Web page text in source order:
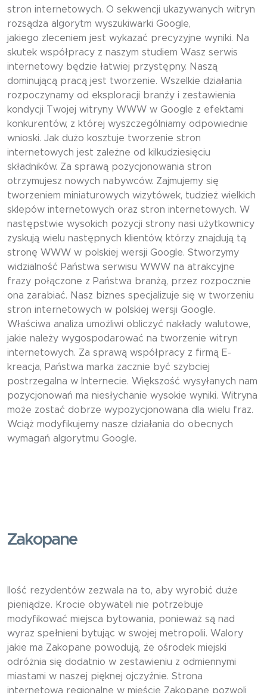
stron internetowych. O sekwencji ukazywanych witryn
rozsądza algorytm wyszukiwarki Google,
jakiego zleceniem jest wykazać precyzyjne wyniki. Na
skutek współpracy z naszym studiem Wasz serwis
internetowy będzie łatwiej przystępny. Naszą
dominującą pracą jest tworzenie. Wszelkie działania
rozpoczynamy od eksploracji branży i zestawienia
kondycji Twojej witryny WWW w Google z efektami
konkurentów, z której wyszczególniamy odpowiednie
wnioski. Jak dużo kosztuje tworzenie stron
internetowych jest zależne od kilkudziesięciu
składników. Za sprawą pozycjonowania stron
otrzymujesz nowych nabywców. Zajmujemy się
tworzeniem miniaturowych wizytówek, tudzież wielkich
sklepów internetowych oraz stron internetowych. W
następstwie wysokich pozycji strony nasi użytkownicy
zyskują wielu następnych klientów, którzy znajdują tą
stronę WWW w polskiej wersji Google. Stworzymy
widzialność Państwa serwisu WWW na atrakcyjne
frazy połączone z Państwa branżą, przez rozpocznie
ona zarabiać. Nasz biznes specjalizuje się w tworzeniu
stron internetowych w polskiej wersji Google.
Właściwa analiza umożliwi obliczyć nakłady walutowe,
jakie należy wygospodarować na tworzenie witryn
internetowych. Za sprawą współpracy z firmą E-
kreacja, Państwa marka zacznie być szybciej
postrzegalna w Internecie. Większość wysyłanych nam
pozycjonowań ma niesłychanie wysokie wyniki. Witryna
może zostać dobrze wypozycjonowana dla wielu fraz.
Wciąż modyfikujemy nasze działania do obecnych
wymagań algorytmu Google.
Zakopane
Ilość rezydentów zezwala na to, aby wyrobić duże
pieniądze. Krocie obywateli nie potrzebuje
modyfikować miejsca bytowania, ponieważ są nad
wyraz spełnieni bytując w swojej metropolii. Walory
jakie ma Zakopane powodują, że ośrodek miejski
odróżnia się dodatnio w zestawieniu z odmiennymi
miastami w naszej pięknej ojczyźnie. Strona
internetowa regionalne w mieście Zakopane pozwoli